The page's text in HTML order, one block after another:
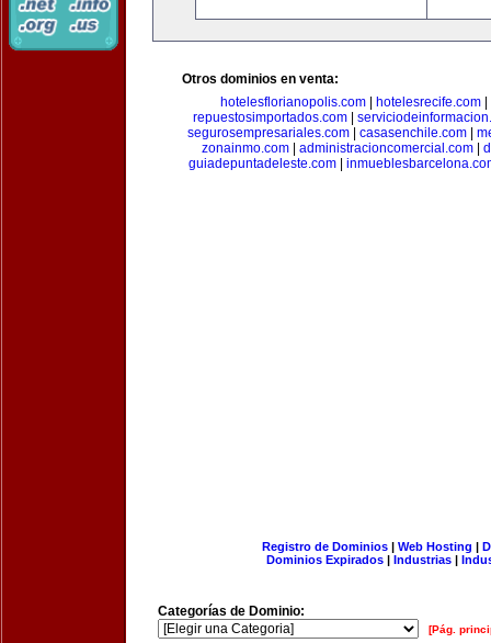
Otros dominios en venta:
hotelesflorianopolis.com| hotelesrecife.com|
repuestosimportados.com|
segurosempresariales.com| casasenchile.com|
zonainmo.com
administracioncomercial.com
guiadepuntadeleste.com|
Registro de Dominios| Web Hosting |
Dominios Expirados | Industrias |
Categorías de Dominio:
[Pág.